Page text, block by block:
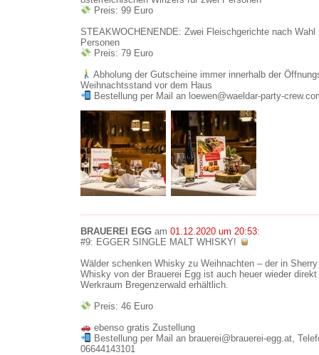
Preis: 99 Euro
STEAKWOCHENENDE: Zwei Fleischgerichte nach
Personen
Preis: 79 Euro
Abholung der Gutscheine immer innerhalb der
Weihnachtsstand vor dem Haus
Bestellung per Mail an loewen@waeldar-party-
BRAUEREI EGG am 01.12.2020 um 20:53:
#9: EGGER SINGLE MALT WHISKY!
Wälder schenken Whisky zu Weihnachten – der in
Whisky von der Brauerei Egg ist auch heuer wieder
Werkraum Bregenzerwald erhältlich.
Preis: 46 Euro
ebenso gratis Zustellung
Bestellung per Mail an brauerei@brauerei-egg.at,
06644143101